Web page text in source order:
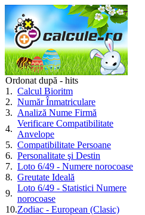
Ordonat după - hits
1 . Calcul Bioritm
2. Număr Înmatriculare
3. Analiză Nume Firmă
4.
Verificare Compatibilitate
Anvelope
5. Compatibilitate Persoane
6. Personalitate şi Destin
7. Loto 6/49 - Numere norocoase
8. Greutate Ideală
9.
Loto 6/49 - Statistici Numere
norocoase
10.Zodiac - European (Clasic)